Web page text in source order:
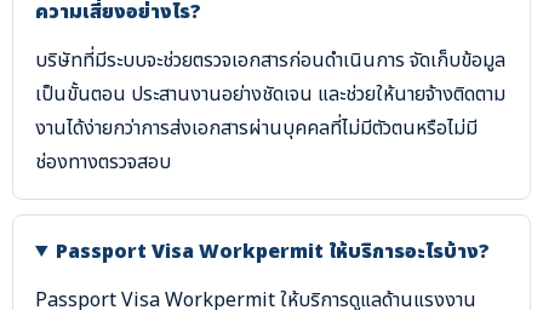
ความเสี่ยงอย่างไร?
บริษัทที่มีระบบจะช่วยตรวจเอกสารก่อนดำเนินการ จัดเก็บข้อมูล
เป็นขั้นตอน ประสานงานอย่างชัดเจน และช่วยให้นายจ้างติดตาม
งานได้ง่ายกว่าการส่งเอกสารผ่านบุคคลที่ไม่มีตัวตนหรือไม่มี
ช่องทางตรวจสอบ
Passport Visa Workpermit ให้บริการอะไรบ้าง?
Passport Visa Workpermit ให้บริการดูแลด้านแรงงาน